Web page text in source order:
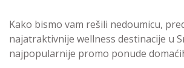
Kako bismo vam rešili nedoumicu,
najatraktivnije wellness destinacije u
najpopularnije promo ponude